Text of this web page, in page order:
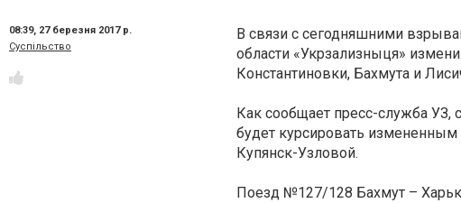
08:39, 27 березня 2017 р.
Суспільство
В связи с сегодняшними
области «Укрзализныця»
Константиновки, Бахмута и
Как сообщает пресс-служба
будет курсировать
Купянск-Узловой.
Поезд №127/128 Бахмут –